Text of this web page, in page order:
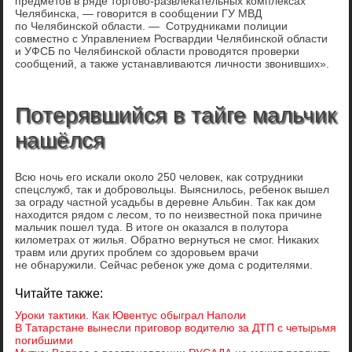
Челябинска, — говорится в сообщении ГУ МВД
по Челябинской области. — Сотрудниками полиции
совместно с Управлением Росгвардии Челябинской области
и УФСБ по Челябинской области проводятся проверки
сообщений, а также устанавливаются личности звонивших».
Потерявшийся в тайге мальчик
нашёлся
Всю ночь его искали около 250 человек, как сотрудники
спецслужб, так и добровольцы. Выяснилось, ребенок вышел
за ограду частной усадьбы в деревне Альбин. Так как дом
находится рядом с лесом, то по неизвестной пока причине
мальчик пошел туда. В итоге он оказался в полутора
километрах от жилья. Обратно вернуться не смог. Никаких
травм или других проблем со здоровьем врачи
не обнаружили. Сейчас ребенок уже дома с родителями.
Читайте также:
Уроки тактики. Как Ювентус обыграл Наполи
В Татарстане вынесли приговор водителю за ДТП с четырьмя
погибшими